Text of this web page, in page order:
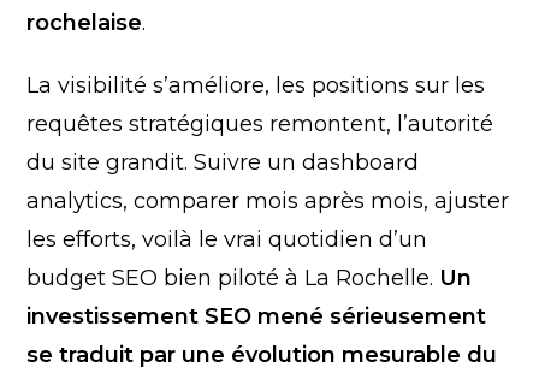
rochelaise.
La visibilité s’améliore, les positions sur les
requêtes stratégiques remontent, l’autorité
du site grandit. Suivre un dashboard
analytics, comparer mois après mois, ajuster
les efforts, voilà le vrai quotidien d’un
budget SEO bien piloté à La Rochelle. Un
investissement SEO mené sérieusement
se traduit par une évolution mesurable du